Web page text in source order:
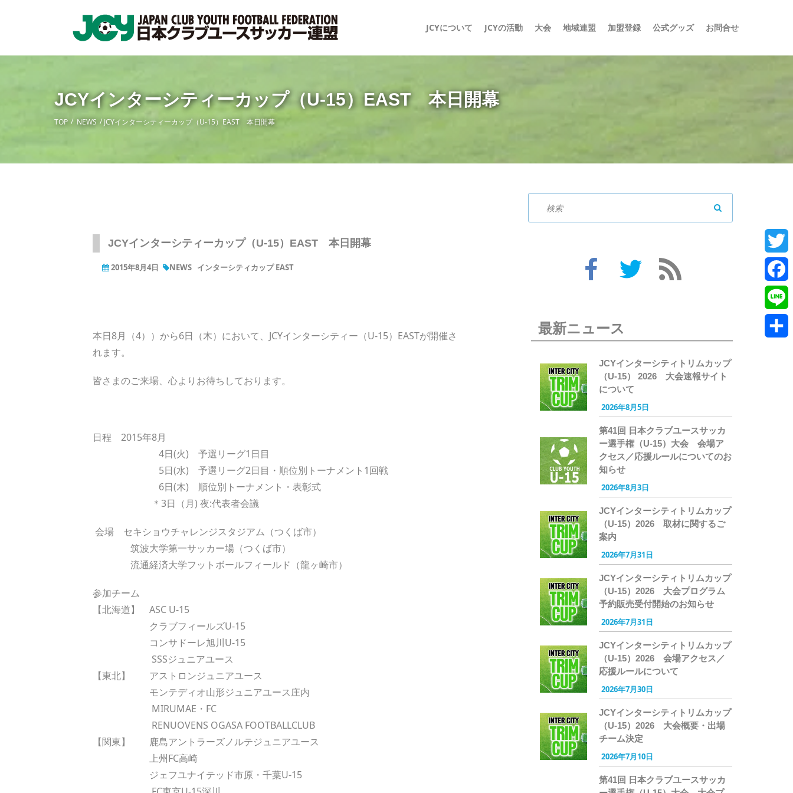
JCYについて JCYの活動 大会 地域連盟 加盟登録 公式グッズ お問合せ
JCYインターシティーカップ（U-15）EAST 本日開幕
TOP NEWS JCYインターシティーカップ（U-15）EAST 本日開幕
JCYインターシティーカップ（U-15）EAST 本日開幕
2015年8月4日 NEWS インターシティカップ EAST
本日8月（4））から6日（木）において、JCYインターシティー（U-15）EASTが開催さ
れます。
皆さまのご来場、心よりお待ちしております。
日程 2015年8月
4日(火) 予選リーグ1日目
5日(水) 予選リーグ2日目・順位別トーナメント1回戦
6日(木) 順位別トーナメント・表彰式
＊3日（月) 夜:代表者会議
会場 セキショウチャレンジスタジアム（つくば市）
筑波大学第一サッカー場（つくば市）
流通経済大学フットボールフィールド（龍ヶ崎市）
参加チーム
【北海道】 ASC U-15
クラブフィールズU-15
コンサドーレ旭川U-15
SSSジュニアユース
【東北】 アストロンジュニアユース
モンテディオ山形ジュニアユース庄内
MIRUMAE・FC
RENUOVENS OGASA FOOTBALLCLUB
【関東】 鹿島アントラーズノルテジュニアユース
上州FC高崎
ジェフユナイテッド市原・千葉U-15
最新ニュース
JCYインターシティトリムカップ
（U-15） 2026 大会速報サイト
について
2026年8月5日
第41回 日本クラブユースサッカ
ー選手権（U-15）大会 会場ア
クセス／応援ルールについてのお
知らせ
2026年8月3日
JCYインターシティトリムカップ
（U-15）2026 取材に関するご
案内
2026年7月31日
JCYインターシティトリムカップ
（U-15）2026 大会プログラム
予約販売受付開始のお知らせ
2026年7月31日
JCYインターシティトリムカップ
（U-15）2026 会場アクセス／
応援ルールについて
2026年7月30日
JCYインターシティトリムカップ
（U-15）2026 大会概要・出場
チーム決定
2026年7月10日
第41回 日本クラブユースサッカ
Line